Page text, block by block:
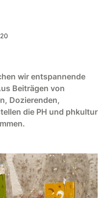
wir entspannende
Beiträgen von
Dozierenden,
die PH und phkultur